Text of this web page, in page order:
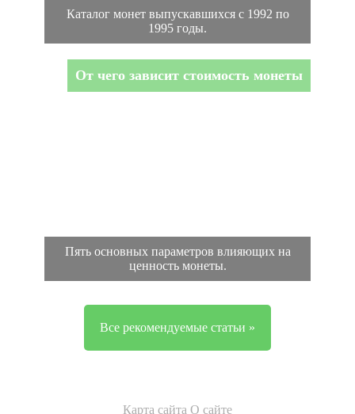
Каталог монет выпускавшихся с 1992 по
1995 годы.
От чего зависит стоимость монеты
Пять основных параметров влияющих на
ценность монеты.
Все рекомендуемые статьи »
Карта сайта О сайте